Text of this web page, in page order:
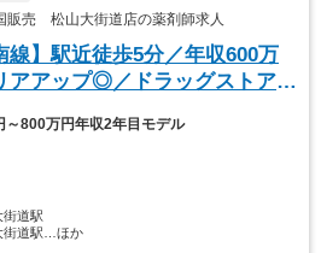
販売 松山大街道店の薬剤師求人
線】駅近徒歩5分／年収600万
アアップ◎／ドラッグストア求
～800万円年収2年目モデル
街道駅
街道駅…ほか